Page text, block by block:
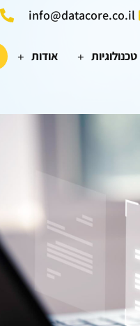
info@datacore.co.il
טכנולוגיות אודות